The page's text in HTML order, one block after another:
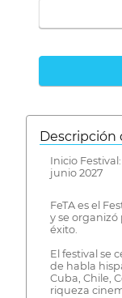
Descripción
Inicio
junio 2027
FeTA es el
y se organizó
éxito.
El festival se
de habla
Cuba, Chile,
riqueza